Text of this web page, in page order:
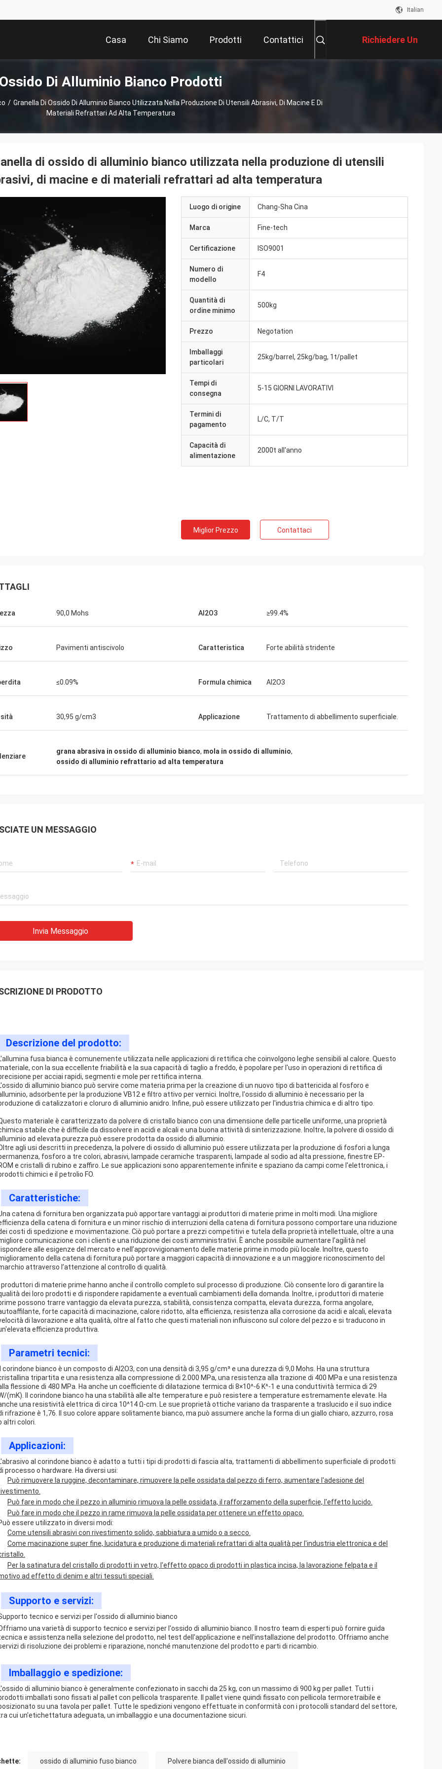
Italian
Casa Chi Siamo Prodotti Contattici Richiedere Un
Preventivo
Di Alluminio Bianco Prodotti
/ Granella Di Ossido Di Alluminio Bianco Utilizzata Nella Produzione Di Utensili Abrasivi, Di Macine E Di
Materiali Refrattari Ad Alta Temperatura
di ossido di alluminio bianco utilizzata nella produzione di utensili
di macine e di materiali refrattari ad alta temperatura
Luogo di origine Chang-Sha Cina
Marca Fine-tech
Certificazione ISO9001
Numero di
modello
F4
Quantità di
ordine minimo
500kg
Prezzo Negotation
Imballaggi
particolari
25kg/barrel, 25kg/bag, 1t/pallet
Tempi di
consegna
5-15 GIORNI LAVORATIVI
Termini di
pagamento
L/C, T/T
Capacità di
alimentazione
2000t all'anno
Miglior Prezzo Contattaci
90,0 Mohs Al2O3 ≥99.4%
Pavimenti antiscivolo Caratteristica Forte abilità stridente
≤0.09% Formula chimica Al2O3
30,95 g/cm3 Applicazione Trattamento di abbellimento superficiale.
grana abrasiva in ossido di alluminio bianco, mola in ossido di alluminio,
ossido di alluminio refrattario ad alta temperatura
UN MESSAGGIO
Invia Messaggio
DI PRODOTTO
Descrizione del prodotto:
fusa bianca è comunemente utilizzata nelle applicazioni di rettifica che coinvolgono leghe sensibili al calore. Questo
con la sua eccellente friabilità e la sua capacità di taglio a freddo, è popolare per l'uso in operazioni di rettifica di
per acciai rapidi, segmenti e mole per rettifica interna.
di alluminio bianco può servire come materia prima per la creazione di un nuovo tipo di battericida al fosforo e
adsorbente per la produzione VB12 e filtro attivo per vernici. Inoltre, l'ossido di alluminio è necessario per la
di catalizzatori e cloruro di alluminio anidro. Infine, può essere utilizzato per l'industria chimica e di altro tipo.
materiale è caratterizzato da polvere di cristallo bianco con una dimensione delle particelle uniforme, una proprietà
stabile che è difficile da dissolvere in acidi e alcali e una buona attività di sinterizzazione. Inoltre, la polvere di ossido di
ad elevata purezza può essere prodotta da ossido di alluminio.
agli usi descritti in precedenza, la polvere di ossido di alluminio può essere utilizzata per la produzione di fosfori a lunga
fosforo a tre colori, abrasivi, lampade ceramiche trasparenti, lampade al sodio ad alta pressione, finestre EP-
e cristalli di rubino e zaffiro. Le sue applicazioni sono apparentemente infinite e spaziano da campi come l'elettronica, i
chimici e il petrolio FO.
Caratteristiche:
catena di fornitura ben organizzata può apportare vantaggi ai produttori di materie prime in molti modi. Una migliore
della catena di fornitura e un minor rischio di interruzioni della catena di fornitura possono comportare una riduzione
costi di spedizione e movimentazione. Ciò può portare a prezzi competitivi e tutela della proprietà intellettuale, oltre a una
comunicazione con i clienti e una riduzione dei costi amministrativi. È anche possibile aumentare l’agilità nel
alle esigenze del mercato e nell’approvvigionamento delle materie prime in modo più locale. Inoltre, questo
della catena di fornitura può portare a maggiori capacità di innovazione e a un maggiore riconoscimento del
attraverso l’attenzione al controllo di qualità.
produttori di materie prime hanno anche il controllo completo sul processo di produzione. Ciò consente loro di garantire la
dei loro prodotti e di rispondere rapidamente a eventuali cambiamenti della domanda. Inoltre, i produttori di materie
possono trarre vantaggio da elevata purezza, stabilità, consistenza compatta, elevata durezza, forma angolare,
forte capacità di macinazione, calore ridotto, alta efficienza, resistenza alla corrosione da acidi e alcali, elevata
di lavorazione e alta qualità, oltre al fatto che questi materiali non influiscono sul colore del pezzo e si traducono in
efficienza produttiva.
Parametri tecnici:
corindone bianco è un composto di Al2O3, con una densità di 3,95 g/cm³ e una durezza di 9,0 Mohs. Ha una struttura
tripartita e una resistenza alla compressione di 2.000 MPa, una resistenza alla trazione di 400 MPa e una resistenza
flessione di 480 MPa. Ha anche un coefficiente di dilatazione termica di 8×10^-6 K^-1 e una conduttività termica di 29
(mK). Il corindone bianco ha una stabilità alle alte temperature e può resistere a temperature estremamente elevate. Ha
una resistività elettrica di circa 10^14 Ω-cm. Le sue proprietà ottiche variano da trasparente a traslucido e il suo indice
rifrazione è 1,76. Il suo colore appare solitamente bianco, ma può assumere anche la forma di un giallo chiaro, azzurro, rosa
altri colori.
Applicazioni:
al corindone bianco è adatto a tutti i tipi di prodotti di fascia alta, trattamenti di abbellimento superficiale di prodotti
processo o hardware. Ha diversi usi:
Può rimuovere la ruggine, decontaminare, rimuovere la pelle ossidata dal pezzo di ferro, aumentare l'adesione del
Può fare in modo che il pezzo in alluminio rimuova la pelle ossidata, il rafforzamento della superficie, l'effetto lucido.
Può fare in modo che il pezzo in rame rimuova la pelle ossidata per ottenere un effetto opaco.
essere utilizzato in diversi modi:
Come utensili abrasivi con rivestimento solido, sabbiatura a umido o a secco.
Come macinazione super fine, lucidatura e produzione di materiali refrattari di alta qualità per l'industria elettronica e del
Per la satinatura del cristallo di prodotti in vetro, l'effetto opaco di prodotti in plastica incisa, la lavorazione felpata e il
ad effetto di denim e altri tessuti speciali.
Supporto e servizi:
tecnico e servizi per l'ossido di alluminio bianco
una varietà di supporto tecnico e servizi per l'ossido di alluminio bianco. Il nostro team di esperti può fornire guida
e assistenza nella selezione del prodotto, nel test dell'applicazione e nell'installazione del prodotto. Offriamo anche
di risoluzione dei problemi e riparazione, nonché manutenzione del prodotto e parti di ricambio.
Imballaggio e spedizione:
di alluminio bianco è generalmente confezionato in sacchi da 25 kg, con un massimo di 900 kg per pallet. Tutti i
imballati sono fissati al pallet con pellicola trasparente. Il pallet viene quindi fissato con pellicola termoretraibile e
su una tavola per pallet. Tutte le spedizioni vengono effettuate in conformità con i protocolli standard del settore,
cui un'etichettatura adeguata, un imballaggio e una documentazione sicuri.
ossido di alluminio fuso bianco Polvere bianca dell'ossido di alluminio